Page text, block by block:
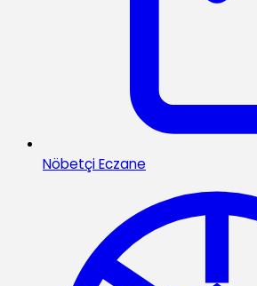
Nöbetçi Eczane